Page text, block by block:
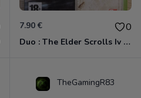
7.90 € 0
Duo : The Elder Scrolls Iv - Oblivion + Bioshock Xbox 360
TheGamingR83